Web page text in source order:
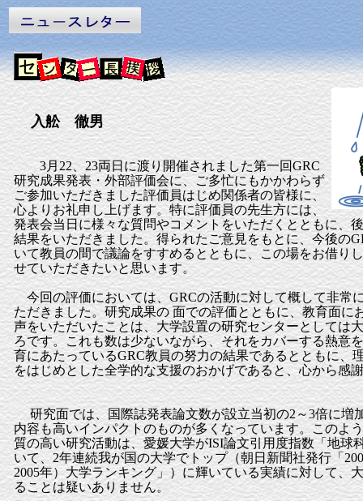
入舩 徹男
3月22、23両日に渡り開催されました第一回GRC
研究成果発表・外部評価会に、ご多忙にもかかわらず
ご参加いただきました評価員はじめ関係者の皆様に、
心よりお礼申し上げます。特に評価員の先生方には、
発表会当日に様々な質問やコメントをいただくとともに、
結果をいただきました。得られたご意見をもとに、今後の
いて教員の間で議論をすすめるとともに、この場をお借り
せていただきたいと思います。
今回の評価においては、GRCの活動に対して概して非常
ただきました。研究成果の 面での評価とともに、教育面に
声をいただいたことは、大学設置の研究センターとしては
ろです。これも数は少ないながら、それをカバーする熱意
育にあたっているGRC教員の努力の結果であるとともに、
をはじめとした全学的な支援のおかげであると、心から感
研究面では、国際誌発表論文数が設立当初の2～3倍に増
内容も高いインパクトのものが多くなっています。このよ
質の高い研究活動は、愛媛大学がISI論文引用度指数「地球
いて、2年連続我が国の大学でトップ（朝日新聞社発行「
2005年）大学ランキング」）に輝いている実績に対して、
ることは疑いありません。